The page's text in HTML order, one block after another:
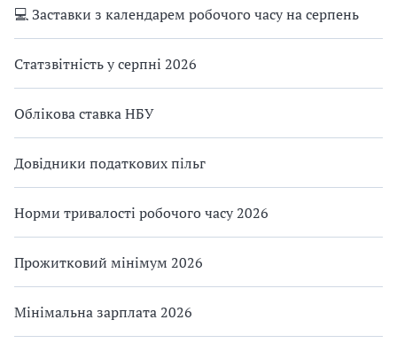
💻 Заставки з календарем робочого часу на серпень
Статзвітність у серпні 2026
Облікова ставка НБУ
Довідники податкових пільг
Норми тривалості робочого часу 2026
Прожитковий мінімум 2026
Мінімальна зарплата 2026